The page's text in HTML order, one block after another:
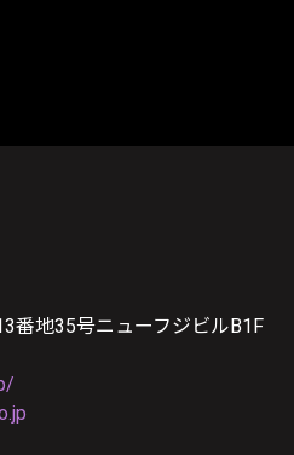
番地35号ニューフジビルB1F